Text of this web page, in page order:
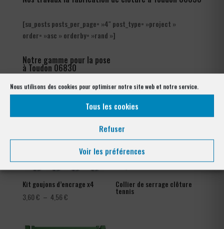
Nous utilisons des cookies pour optimiser notre site web et notre service.
Tous les cookies
Refuser
Voir les préférences
[su_posts posts_per_page= »4″ post_type= »project »
order= »asc » orderby= »rand »]
Notre gamme pour la pose
à Toudon 06830
Kit goujons d’encrage x4
3,60€ – 4,56€Plage
Collier de serrage clôture
tennis